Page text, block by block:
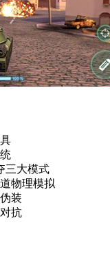
三大模式
物理模拟
装
抗